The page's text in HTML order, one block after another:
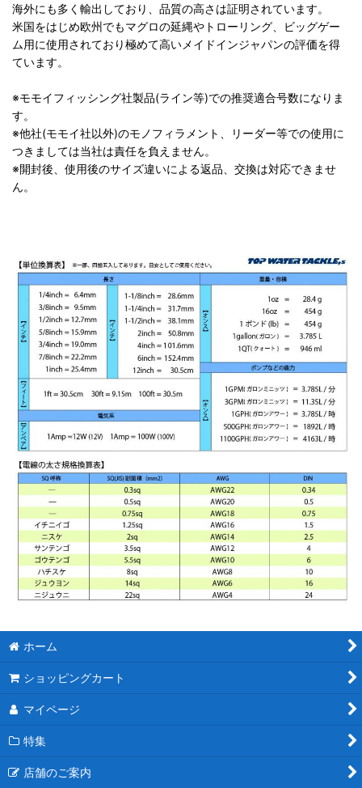
海外にも多く輸出しており、品質の高さは証明されています。
米国をはじめ欧州でもマグロの延縄やトローリング、ビッグゲー
ム用に使用されており極めて高いメイドインジャパンの評価を得
ています。
※モモイフィッシング社製品(ライン等)での推奨適合号数になりま
す。
※他社(モモイ社以外)のモノフィラメント、リーダー等での使用に
つきましては当社は責任を負えません。
※開封後、使用後のサイズ違いによる返品、交換は対応できませ
ん。
ホーム
ショッピングカート
マイページ
特集
店舗のご案内